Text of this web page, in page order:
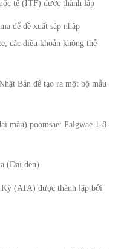
tế (ITF) được thành lập
để đề xuất sáp nhập
các điều khoản không thể
Bản để tạo ra một bộ mẫu
màu) poomsae: Palgwae 1-8
(Đai đen)
(ATA) được thành lập bởi